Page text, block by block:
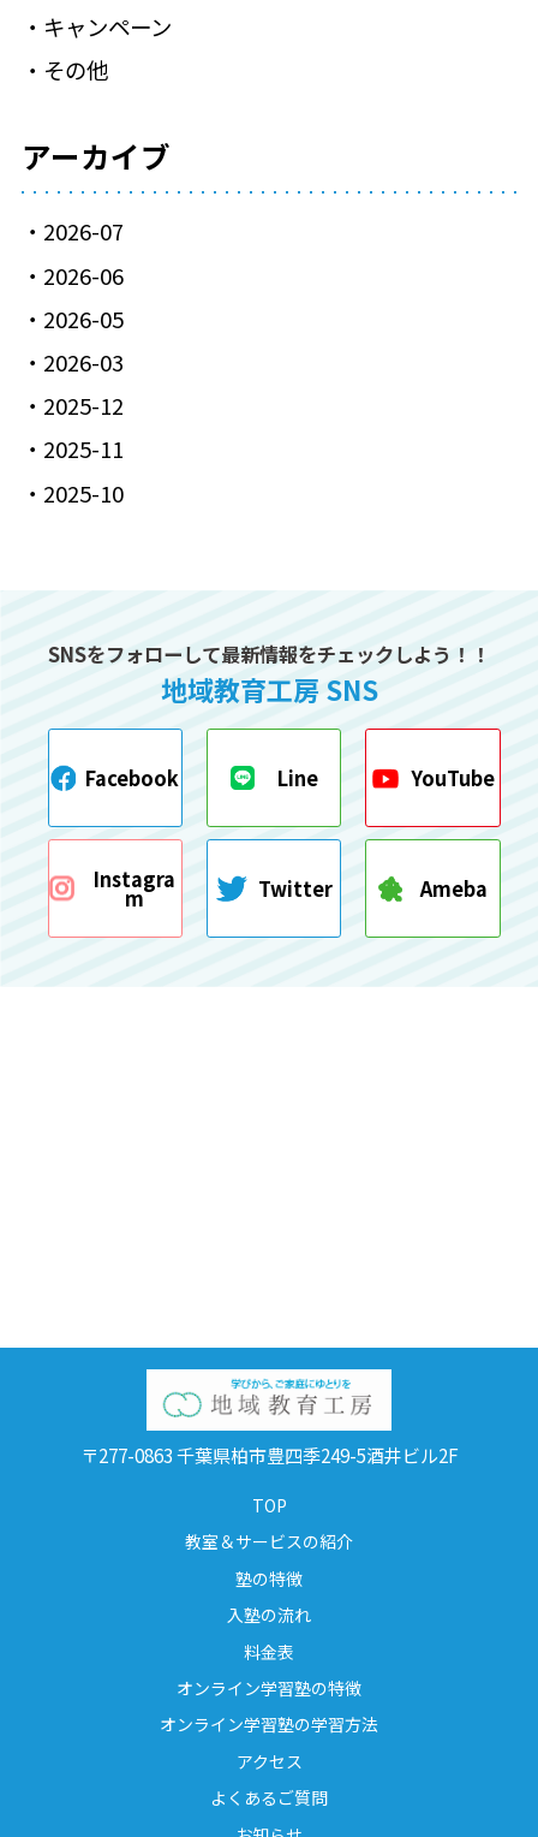
キャンペーン
その他
アーカイブ
2026-07
2026-06
2026-05
2026-03
2025-12
2025-11
2025-10
SNSをフォローして最新情報をチェックしよう！！
地域教育工房 SNS
Facebook Line YouTube
Instagra
m Twitter Ameba
TOP
教室＆サービスの紹介
塾の特徴
入塾の流れ
料金表
オンライン学習塾の特徴
オンライン学習塾の学習方法
アクセス
よくあるご質問
〒277-0863 千葉県柏市豊四季249-5酒井ビル2F